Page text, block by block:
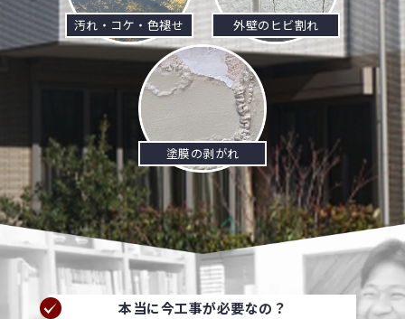
汚れ・コケ・色褪せ 外壁のヒビ割れ
塗膜の剥がれ
本当に今工事が必要なの？